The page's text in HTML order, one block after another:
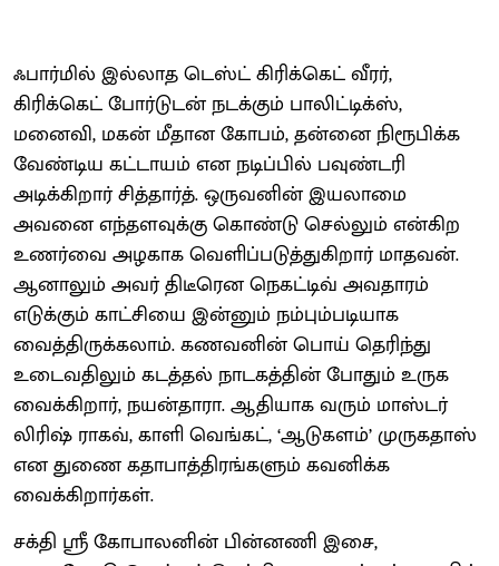
ஃபார்மில் இல்லாத டெஸ்ட் கிரிக்கெட் வீரர்,
கிரிக்கெட் போர்டுடன் நடக்கும் பாலிட்டிக்ஸ்,
மனைவி, மகன் மீதான கோபம், தன்னை நிரூபிக்க
வேண்டிய கட்டாயம் என நடிப்பில் பவுண்டரி
அடிக்கிறார் சித்தார்த். ஒருவனின் இயலாமை
அவனை எந்தளவுக்கு கொண்டு செல்லும் என்கிற
உணர்வை அழகாக வெளிப்படுத்துகிறார் மாதவன்.
ஆனாலும் அவர் திடீரென நெகட்டிவ் அவதாரம்
எடுக்கும் காட்சியை இன்னும் நம்பும்படியாக
வைத்திருக்கலாம். கணவனின் பொய் தெரிந்து
உடைவதிலும் கடத்தல் நாடகத்தின் போதும் உருக
வைக்கிறார், நயன்தாரா. ஆதியாக வரும் மாஸ்டர்
லிரிஷ் ராகவ், காளி வெங்கட், ‘ஆடுகளம்’ முருகதாஸ்
என துணை கதாபாத்திரங்களும் கவனிக்க
வைக்கிறார்கள்.
சக்தி ஸ்ரீ கோபாலனின் பின்னணி இசை,